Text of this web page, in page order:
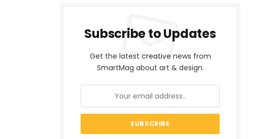
Subscribe to Updates
Get the latest creative news from
SmartMag about art & design.